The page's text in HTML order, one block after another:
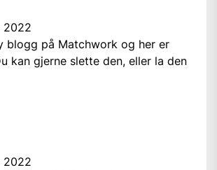
2022
blogg på Matchwork og her er
kan gjerne slette den, eller la den
2022